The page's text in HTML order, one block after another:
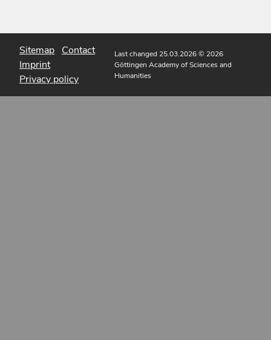
Sitemap Contact
Imprint
Privacy policy
Last changed 25.03.2026© 2026
Göttingen Academy of Sciences and
Humanities